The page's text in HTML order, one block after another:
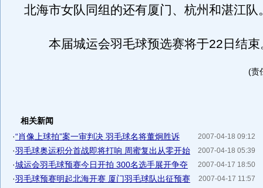
北海市女队同组的还有厦门、杭州和湛江队
本届城运会羽毛球预选赛将于22日结束
(责
相关新闻
2007-04-18 09:12
·“肖像上球拍”案一审判决 羽毛球名将董炯胜诉
2007-04-18 05:39
·羽毛球奥运积分首战即将打响 周蜜复出从零开始
2007-04-17 18:50
·城运会羽毛球预赛今日开拍 300名选手展开争夺
2007-04-17 11:57
·羽毛球预赛明起北海开赛 厦门羽毛球队出征预赛